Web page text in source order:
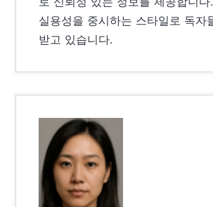
실용성을 중시하는 스타일로 독자
받고 있습니다.